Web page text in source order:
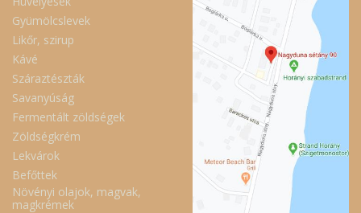
Gyümölcslevek
Likőr, szirup
Kávé
Száraztészták
Savanyúság
Fermentált zöldségek
Zöldségkrém
Lekvárok
Befőttek
Növényi olajok, magvak,
magkrémek